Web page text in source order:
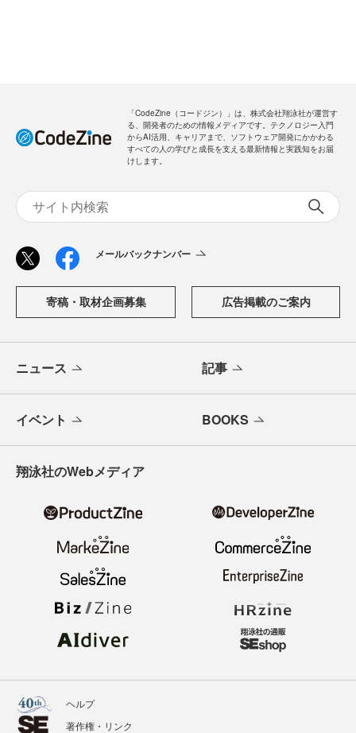
「CodeZine（コードジン）」は、株式会社翔泳社が運営す
る、開発者のための情報メディアです。テクノロジー入門
からAI活用、キャリアまで、ソフトウェア開発にかかわる
すべての人の学びと成長を支える最新情報と実践知をお届
けします。
メールバックナンバー
寄稿・取材企画募集 広告掲載のご案内
ニュース 記事
イベント BOOKS
翔泳社のWebメディア
ヘルプ
著作権・リンク